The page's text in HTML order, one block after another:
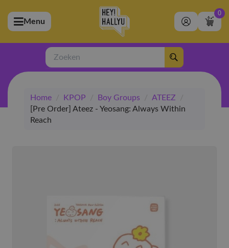
(Artiesten)
(Merchandise)
(Exclusive)
(Winkel)
Menu
0
Zoeken
Home / KPOP / Boy Groups / ATEEZ
/
[Pre Order] Ateez - Yeosang: Always Within
Reach